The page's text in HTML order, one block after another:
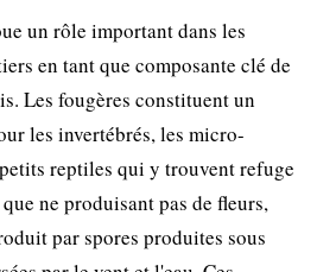
un rôle important dans les
en tant que composante clé de
Les fougères constituent un
les invertébrés, les micro-
reptiles qui y trouvent refuge
ne produisant pas de fleurs,
par spores produites sous